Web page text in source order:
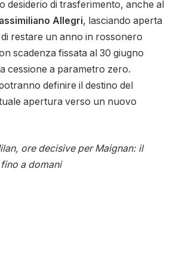
desiderio di trasferimento, anche al
Allegri, lasciando aperta
restare un anno in rossonero
scadenza fissata al 30 giugno
cessione a parametro zero.
definire il destino del
apertura verso un nuovo
ore decisive per Maignan: il
a domani